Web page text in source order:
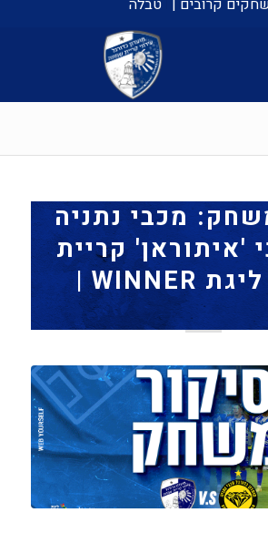
קרובים | טבלה
מכבי נתניה
'איתוראן' קריית
שמונה – ליגת WINNER |